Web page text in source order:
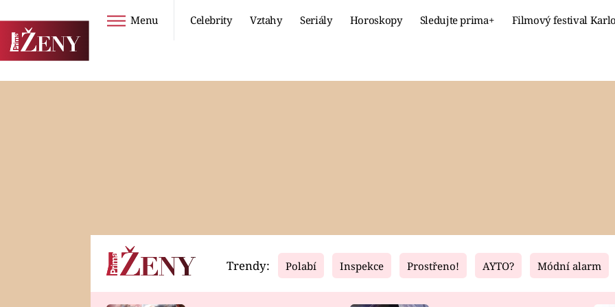
Menu Celebrity Vztahy Seriály Horoskopy Sledujte prima+ Filmový festival
Horoskopy Video Fresh Living
Trendy: Polabí Inspekce Prostřeno! AYTO? Módní alarm